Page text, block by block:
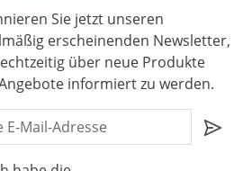
Sie jetzt unseren
erscheinenden Newsletter,
über neue Produkte
informiert zu werden.